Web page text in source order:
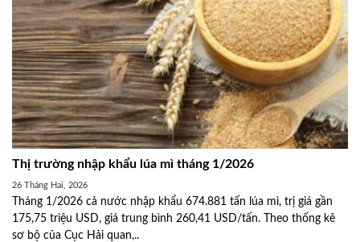
Thị trường nhập khẩu lúa mì tháng 1/2026
26 Tháng Hai, 2026
Tháng 1/2026 cả nước nhập khẩu 674.881 tấn lúa mì, trị giá gần
175,75 triệu USD, giá trung bình 260,41 USD/tấn. Theo thống kê
sơ bộ của Cục Hải quan,..